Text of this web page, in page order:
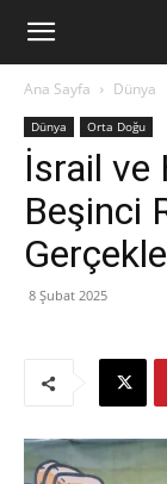
Ana Sayfa Dünya
Dünya Orta Doğu
İsrail ve
Beşinci
8 Şubat 2025